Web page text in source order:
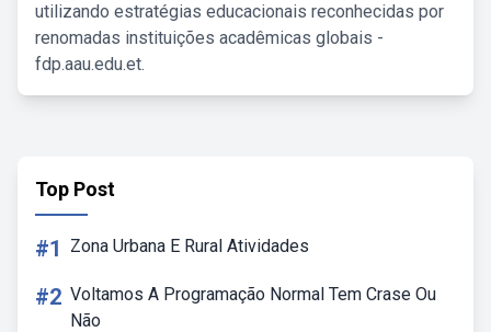
utilizando estratégias educacionais reconhecidas por
renomadas instituições acadêmicas globais -
fdp.aau.edu.et.
Top Post
#1 Zona Urbana E Rural Atividades
#2 Voltamos A Programação Normal Tem Crase Ou
Não